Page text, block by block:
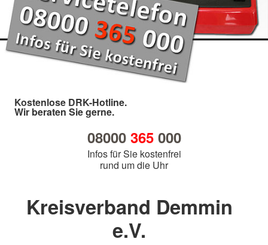
Kostenlose DRK-Hotline.
Wir beraten Sie gerne.
08000 365000
Infos für Sie kostenfrei
rund um die Uhr
Kreisverband Demmin
e.V.